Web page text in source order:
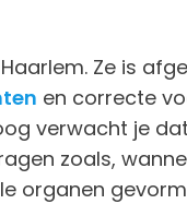
Ze is
en correcte
verwacht je
zoals,
organen